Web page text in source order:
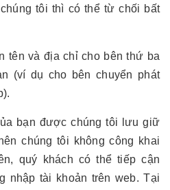
tôi thì có thể từ chối bất
tên và địa chỉ cho bên thứ ba
(ví dụ cho bên chuyển phát
bạn được chúng tôi lưu giữ
chúng tôi không công khai
quý khách có thể tiếp cận
nhập tài khoản trên web. Tại